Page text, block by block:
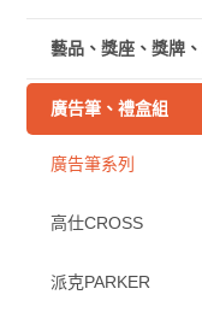
藝品、獎座、獎牌
廣告筆、禮盒組
廣告筆系列
高仕CROSS
派克PARKER